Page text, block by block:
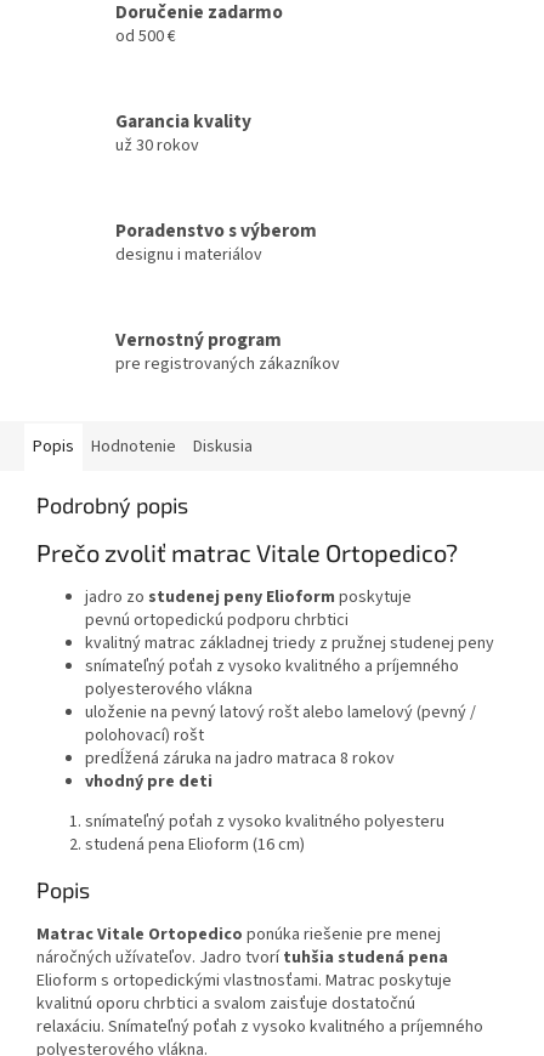
Doručenie zadarmo
od 500 €
Garancia kvality
už 30 rokov
Poradenstvo s výberom
designu i materiálov
Vernostný program
pre registrovaných zákazníkov
Popis Hodnotenie Diskusia
Podrobný popis
Prečo zvoliť matrac Vitale Ortopedico?
jadro zo studenej peny Elioform poskytuje
pevnú ortopedickú podporu chrbtici
kvalitný matrac základnej triedy z pružnej studenej peny
snímateľný poťah z vysoko kvalitného a príjemného
polyesterového vlákna
uloženie na pevný latový rošt alebo lamelový (pevný /
polohovací) rošt
predĺžená záruka na jadro matraca 8 rokov
vhodný pre deti
snímateľný poťah z vysoko kvalitného polyesteru
studená pena Elioform (16 cm)
Popis
Matrac Vitale Ortopedico ponúka riešenie pre menej
náročných užívateľov. Jadro tvorítuhšia studená pena
Elioform s ortopedickými vlastnosťami. Matrac poskytuje
kvalitnú oporu chrbtici a svalom zaisťuje dostatočnú
relaxáciu. Snímateľný poťah z vysoko kvalitného a príjemného
polyesterového vlákna.